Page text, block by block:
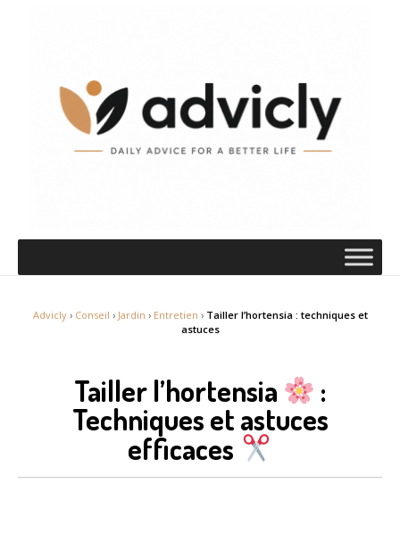
Advicly› Conseil › Jardin › Entretien › Tailler l’hortensia : techniques et
astuces
Tailler l’hortensia :
Techniques et astuces
efficaces